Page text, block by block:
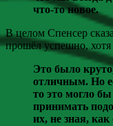
что-то новое.
В целом Спенсер
прошёл успешно, хотя
Это было
отличным. Но
то это могло
принимать
их, не зная, как